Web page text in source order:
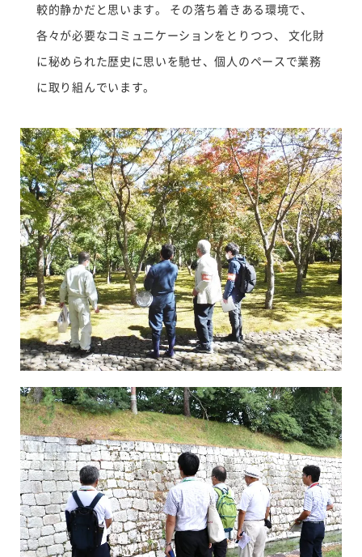
較的静かだと思います。 その落ち着きある環境で、
各々が必要なコミュニケーションをとりつつ、 文化財
に秘められた歴史に思いを馳せ、個人のペースで業務
に取り組んでいます。